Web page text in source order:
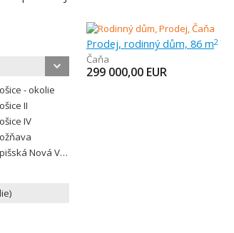
- okolie
II
IV
Nová Ves
Prodej, rodinný dům, 86 m2
Čaňa
299 000,00 EUR